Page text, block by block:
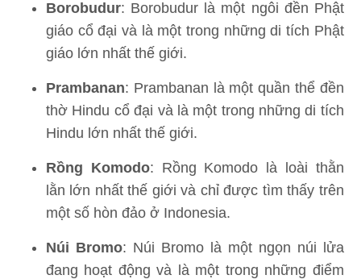
Borobudur: Borobudur là một ngôi đền Phật
giáo cổ đại và là một trong những di tích Phật
giáo lớn nhất thế giới.
Prambanan: Prambanan là một quần thể đền
thờ Hindu cổ đại và là một trong những di tích
Hindu lớn nhất thế giới.
Rồng Komodo: Rồng Komodo là loài thằn
lằn lớn nhất thế giới và chỉ được tìm thấy trên
một số hòn đảo ở Indonesia.
Núi Bromo: Núi Bromo là một ngọn núi lửa
đang hoạt động và là một trong những điểm